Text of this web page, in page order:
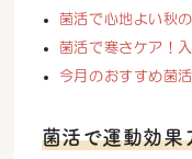
菌活で心地よい秋
菌活で寒さケア！
今月のおすすめ菌
菌活で運動効果